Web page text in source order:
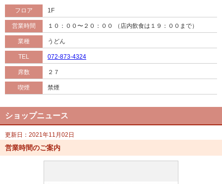
フロア 1F
営業時間 １０：００〜２０：００ （店内飲食は１９：００まで）
業種 うどん
TEL 072-873-4324
席数 ２７
喫煙 禁煙
ショップニュース
更新日：2021年11月02日
営業時間のご案内